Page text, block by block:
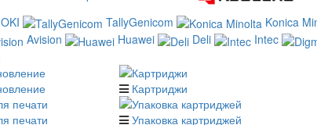
OKI TallyGenicom Konica
Avision Huawei Deli Intec
Картриджи
печати
Упаковка картриджей